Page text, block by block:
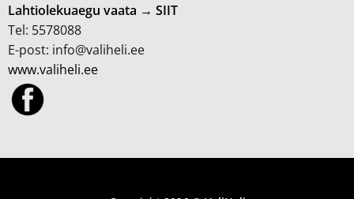
Lahtiolekuaegu vaata → SIIT
Tel: 5578088
E-post: info@valiheli.ee
www.valiheli.ee